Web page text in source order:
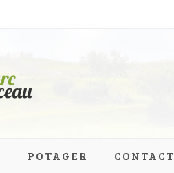
POTAGER CONTACT